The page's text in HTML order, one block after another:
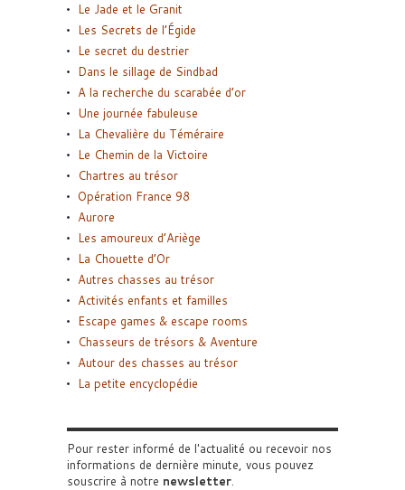
Le Jade et le Granit
Les Secrets de l’Égide
Le secret du destrier
Dans le sillage de Sindbad
A la recherche du scarabée d’or
Une journée fabuleuse
La Chevalière du Téméraire
Le Chemin de la Victoire
Chartres au trésor
Opération France 98
Aurore
Les amoureux d’Ariège
La Chouette d’Or
Autres chasses au trésor
Activités enfants et familles
Escape games & escape rooms
Chasseurs de trésors & Aventure
Autour des chasses au trésor
La petite encyclopédie
Pour rester informé de l'actualité ou recevoir nos
informations de dernière minute, vous pouvez
souscrire à notre newsletter.